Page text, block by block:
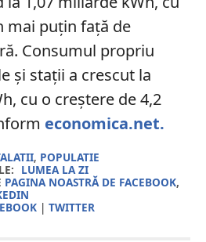
mai puțin față de
Consumul propriu
și stații a crescut la
cu o creștere de 4,2
economica.net.
, POPULATIE
LUMEA LA ZI
PAGINA NOASTRĂ DE FACEBOOK,
| TWITTER